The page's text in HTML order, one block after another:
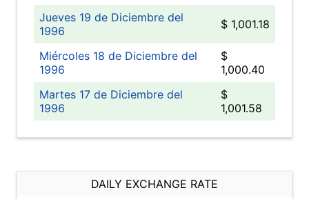
Jueves 19 de Diciembre del
1996
$ 1,001.18
Miércoles 18 de Diciembre del
1996
$
1,000.40
Martes 17 de Diciembre del
1996
$
1,001.58
DAILY EXCHANGE RATE